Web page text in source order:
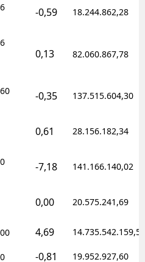
-0,59 18.244.862,28
0,13 82.060.867,78
-0,35 137.515.604,30
0,61 28.156.182,34
-7,18 141.166.140,02
0,00 20.575.241,69
4,69 14.735.542.159,50
-0,81 19.952.927,60